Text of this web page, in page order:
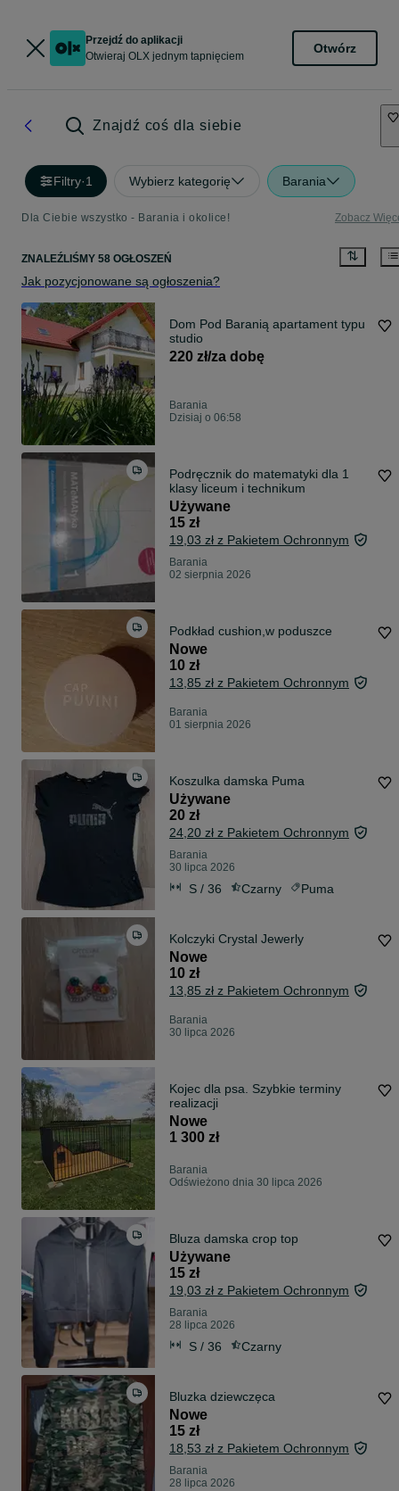
Przejdź do aplikacji
Otwieraj OLX jednym tapnięciem
Otwórz
Znajdź coś dla siebie
Filtry·1 Wybierz kategorię Barania
Dla Ciebie wszystko - Barania i okolice! Zobacz
ZNALEŹLIŚMY 58 OGŁOSZEŃ
Jak pozycjonowane są ogłoszenia?
Dom Pod Baranią apartament typu
studio
220 zł/za dobę
Barania
Dzisiaj o 06:58
Podręcznik do matematyki dla 1
klasy liceum i technikum
Używane
15 zł
19,03 zł z Pakietem Ochronnym
Barania
02 sierpnia 2026
Podkład cushion,w poduszce
Nowe
10 zł
13,85 zł z Pakietem Ochronnym
Barania
01 sierpnia 2026
Koszulka damska Puma
Używane
20 zł
24,20 zł z Pakietem Ochronnym
Barania
30 lipca 2026
S / 36 Czarny Puma
Kolczyki Crystal Jewerly
Nowe
10 zł
13,85 zł z Pakietem Ochronnym
Barania
30 lipca 2026
Kojec dla psa. Szybkie terminy
realizacji
Nowe
1 300 zł
Barania
Odświeżono dnia 30 lipca 2026
Bluza damska crop top
Używane
15 zł
19,03 zł z Pakietem Ochronnym
Barania
28 lipca 2026
S / 36 Czarny
Bluzka dziewczęca
Nowe
15 zł
18,53 zł z Pakietem Ochronnym
Barania
28 lipca 2026